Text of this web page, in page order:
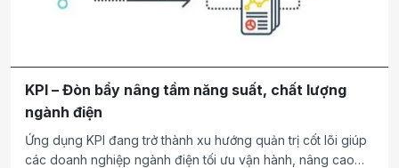
KPI – Đòn bẩy nâng tầm năng suất, chất lượng
ngành điện
Ứng dụng KPI đang trở thành xu hướng quản trị cốt lõi giúp
các doanh nghiệp ngành điện tối ưu vận hành, nâng cao